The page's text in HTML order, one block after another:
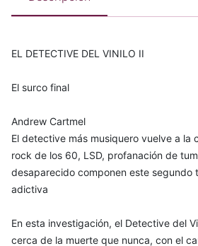
EL DETECTIVE DEL VINILO II
El surco final
Andrew Cartmel
El detective más musiquero vuelve a la
rock de los 60, LSD, profanación de
desaparecido componen este segundo
adictiva
En esta investigación, el Detective del
cerca de la muerte que nunca, con el